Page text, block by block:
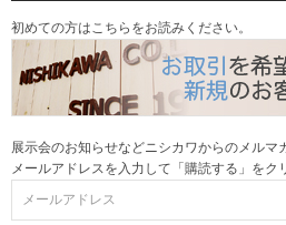
初めての方はこちらをお読みください。
展示会のお知らせなどニシカワからのメルマ
メールアドレスを入力して「購読する」をク